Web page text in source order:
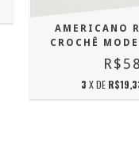
AMERICANO
CROCHÊ
3 X DE